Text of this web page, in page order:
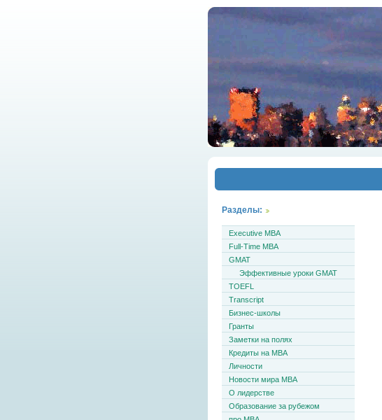
Разделы:
Executive MBA
Full-Time MBA
GMAT
Эффективные уроки GMAT
TOEFL
Transcript
Бизнес-школы
Гранты
Заметки на полях
Кредиты на MBA
Личности
Новости мира MBA
О лидерстве
Образование за рубежом